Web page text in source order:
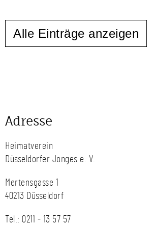
Alle Einträge anzeigen
Adresse
Heimatverein
Düsseldorfer Jonges e. V.
Mertensgasse 1
40213 Düsseldorf
Tel.: 0211 - 13 57 57